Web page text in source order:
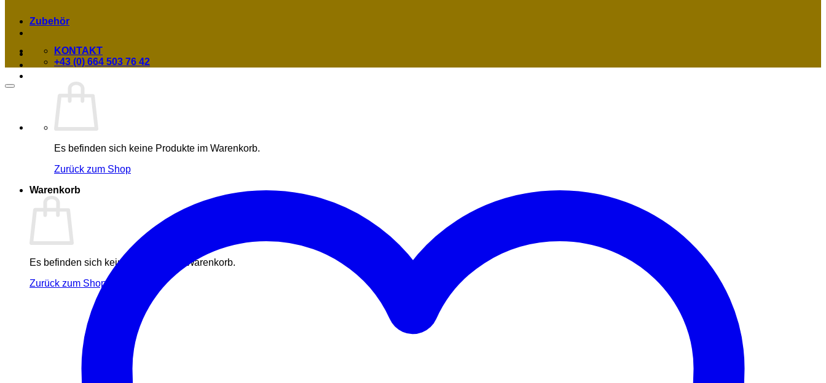
Es befinden sich keine Produkte im Warenkorb.
Zurück zum Shop
Warenkorb
Es befinden sich keine Produkte im Warenkorb.
Zurück zum Shop
Zubehör
KONTAKT
+43 (0) 664 503 76 42